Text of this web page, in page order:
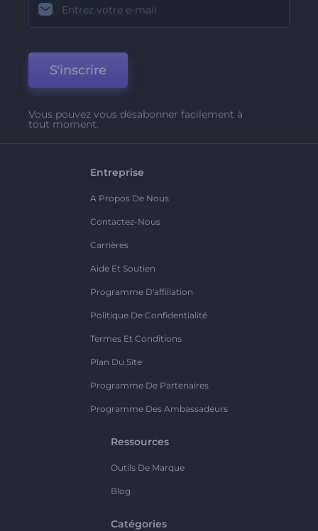
S'inscrire
Vous pouvez vous désabonner facilement à
tout moment.
Entreprise
A Propos De Nous
Contactez-Nous
Carrières
Aide Et Soutien
Programme D'affiliation
Politique De Confidentialité
Termes Et Conditions
Plan Du Site
Programme De Partenaires
Programme Des Ambassadeurs
Ressources
Outils De Marque
Blog
Catégories